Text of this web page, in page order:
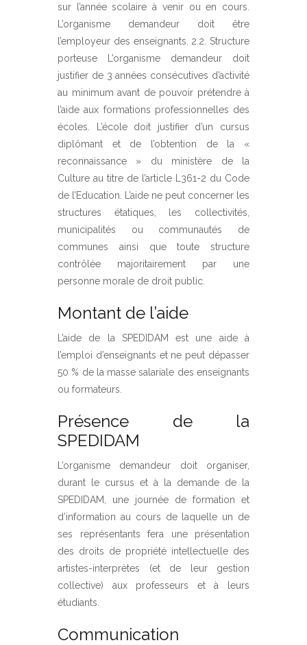
sur l’année scolaire à venir ou en cours.
L’organisme demandeur doit être
l’employeur des enseignants. 2.2. Structure
porteuse L’organisme demandeur doit
justifier de 3 années consécutives d’activité
au minimum avant de pouvoir prétendre à
l’aide aux formations professionnelles des
écoles. L’école doit justifier d’un cursus
diplômant et de l’obtention de la «
reconnaissance » du ministère de la
Culture au titre de l’article L361-2 du Code
de l’Education. L’aide ne peut concerner les
structures étatiques, les collectivités,
municipalités ou communautés de
communes ainsi que toute structure
contrôlée majoritairement par une
personne morale de droit public.
Montant de l’aide
L’aide de la SPEDIDAM est une aide à
l’emploi d’enseignants et ne peut dépasser
50 % de la masse salariale des enseignants
ou formateurs.
Présence de la
SPEDIDAM
L’organisme demandeur doit organiser,
durant le cursus et à la demande de la
SPEDIDAM, une journée de formation et
d’information au cours de laquelle un de
ses représentants fera une présentation
des droits de propriété intellectuelle des
artistes-interprètes (et de leur gestion
collective) aux professeurs et à leurs
étudiants.
Communication